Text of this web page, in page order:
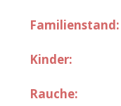
Familienstand:
Kinder:
Rauche: